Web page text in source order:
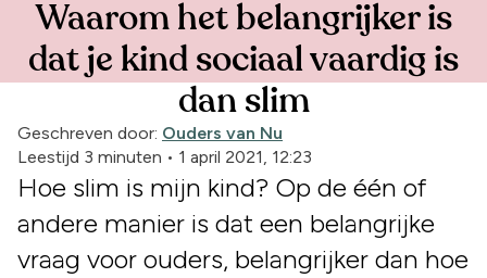
Waarom het belangrijker is
dat je kind sociaal vaardig is
dan slim
Geschreven door: Ouders van Nu
Leestijd 3 minuten • 1 april 2021, 12:23
Hoe slim is mijn kind? Op de één of
andere manier is dat een belangrijke
vraag voor ouders, belangrijker dan hoe